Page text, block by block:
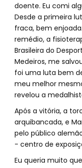
doente. Eu comi
Desde a primeira
fraca, bem
remédio, a
Brasileira do
Medeiros, me
foi uma luta bem
meu melhor
revelou a
Após a vitória, a
arquibancada, e
pelo público
- centro de
Eu queria muito